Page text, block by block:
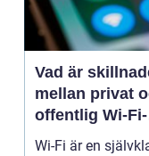
Vad är
mellan privat
offentlig Wi-Fi-
säkerhet?
Wi-Fi är en